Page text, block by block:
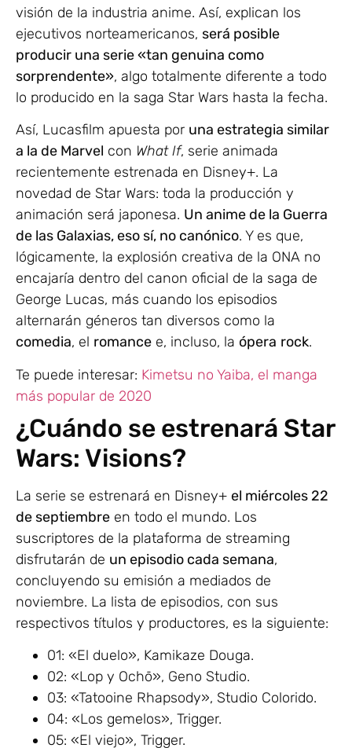
visión de la industria anime. Así, explican los
ejecutivos norteamericanos, será posible
producir una serie «tan genuina como
sorprendente», algo totalmente diferente a todo
lo producido en la saga Star Wars hasta la fecha.
Así, Lucasfilm apuesta por una estrategia similar
a la de Marvel con What If, serie animada
recientemente estrenada en Disney+. La
novedad de Star Wars: toda la producción y
animación será japonesa. Un anime de la Guerra
de las Galaxias, eso sí, no canónico. Y es que,
lógicamente, la explosión creativa de la ONA no
encajaría dentro del canon oficial de la saga de
George Lucas, más cuando los episodios
alternarán géneros tan diversos como la
comedia, el romance e, incluso, la ópera rock.
Te puede interesar: Kimetsu no Yaiba, el manga
más popular de 2020
¿Cuándo se estrenará Star
Wars: Visions?
La serie se estrenará en Disney+ el miércoles 22
de septiembre en todo el mundo. Los
suscriptores de la plataforma de streaming
disfrutarán de un episodio cada semana,
concluyendo su emisión a mediados de
noviembre. La lista de episodios, con sus
respectivos títulos y productores, es la siguiente:
01: «El duelo», Kamikaze Douga.
02: «Lop y Ochō», Geno Studio.
03: «Tatooine Rhapsody», Studio Colorido.
04: «Los gemelos», Trigger.
05: «El viejo», Trigger.